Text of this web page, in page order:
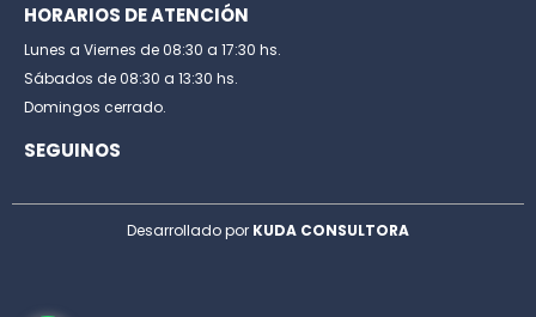
HORARIOS DE ATENCIÓN
Lunes a Viernes de 08:30 a 17:30 hs.
Sábados de 08:30 a 13:30 hs.
Domingos cerrado.
SEGUINOS
Desarrollado por KUDA CONSULTORA